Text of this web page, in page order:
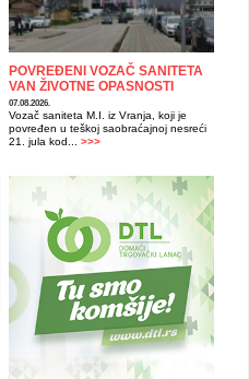
POVREĐENI VOZAČ SANITETA
VAN ŽIVOTNE OPASNOSTI
07.08.2026.
Vozač saniteta M.I. iz Vranja, koji je
povređen u teškoj saobraćajnoj nesreći
21. jula kod... >>>